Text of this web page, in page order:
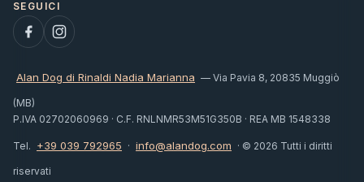
Alan Dog di Rinaldi Nadia Marianna — Via Pavia 8, 20835 Muggiò
(MB)
P.IVA 02702060969 · C.F. RNLNMR53M51G350B · REA MB 1548338
Tel. +39 039 792965 · info@alandog.com · © 2026 Tutti i diritti
riservati